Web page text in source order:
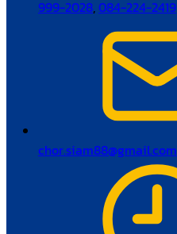
999-2028,084-224-2419
chor.siam88@gmail.com